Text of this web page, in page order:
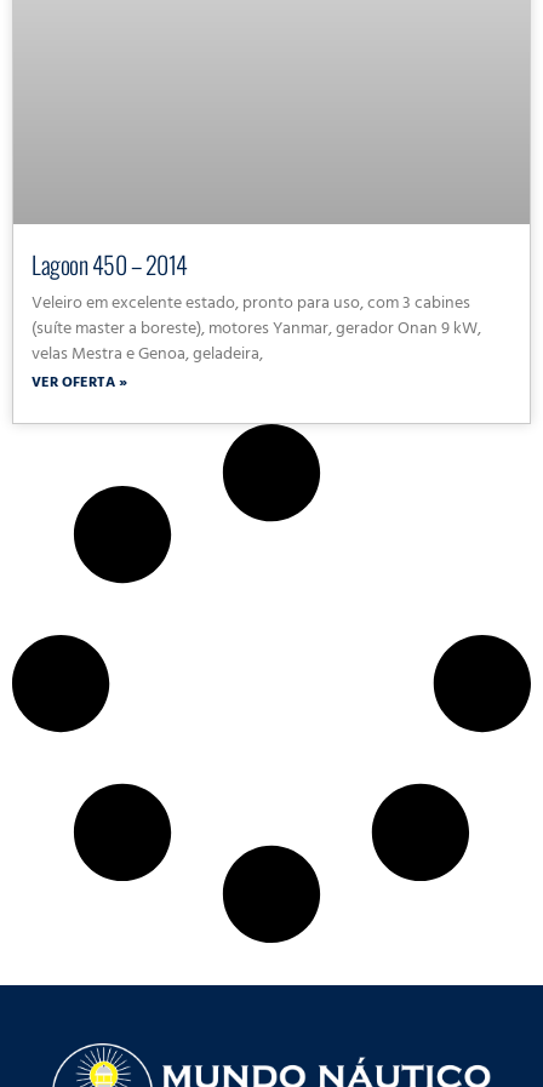
Lagoon 450 – 2014
Veleiro em excelente estado, pronto para uso, com 3 cabines
(suíte master a boreste), motores Yanmar, gerador Onan 9 kW,
velas Mestra e Genoa, geladeira,
VER OFERTA »